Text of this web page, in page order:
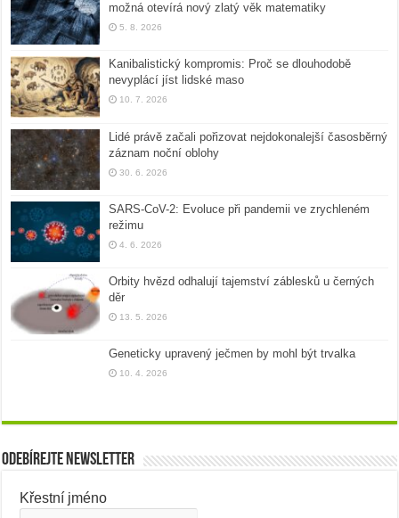
možná otevírá nový zlatý věk matematiky
5. 8. 2026
Kanibalistický kompromis: Proč se dlouhodobě
nevyplácí jíst lidské maso
10. 7. 2026
Lidé právě začali pořizovat nejdokonalejší časosběrný
záznam noční oblohy
30. 6. 2026
SARS-CoV-2: Evoluce při pandemii ve zrychleném
režimu
4. 6. 2026
Orbity hvězd odhalují tajemství záblesků u černých
děr
13. 5. 2026
Geneticky upravený ječmen by mohl být trvalka
10. 4. 2026
Odebírejte newsletter
Křestní jméno